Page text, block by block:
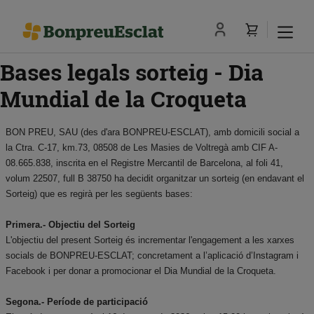
Bases legals sorteig - Dia
Mundial de la Croqueta
BON PREU, SAU (des d'ara BONPREU-ESCLAT), amb domicili social a
la Ctra. C-17, km.73, 08508 de Les Masies de Voltregà amb CIF A-
08.665.838, inscrita en el Registre Mercantil de Barcelona, al foli 41,
volum 22507, full B 38750 ha decidit organitzar un sorteig (en endavant el
Sorteig) que es regirà per les següents bases:
Primera.- Objectiu del Sorteig
L'objectiu del present Sorteig és incrementar l'engagement a les xarxes
socials de BONPREU-ESCLAT; concretament a l’aplicació d’Instagram i
Facebook i per donar a promocionar el Dia Mundial de la Croqueta.
Segona.- Període de participació